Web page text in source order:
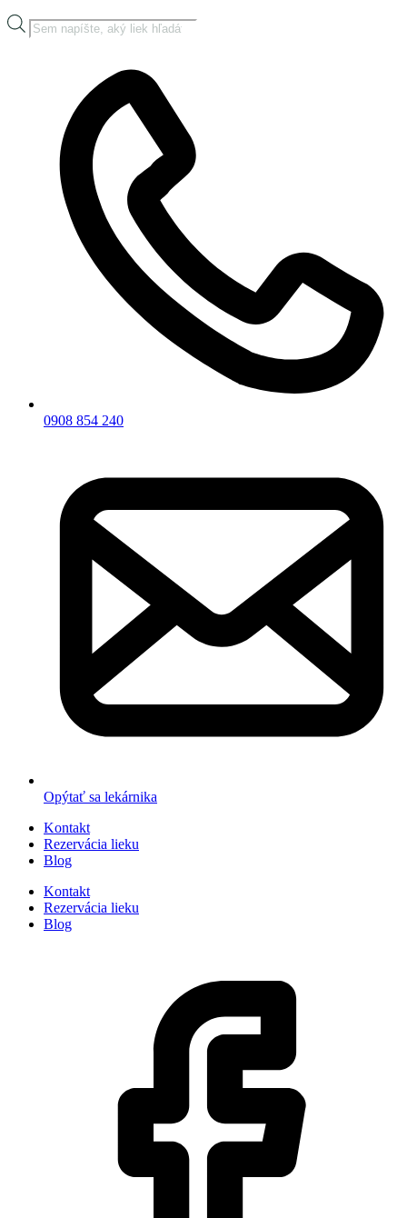
Products
search
0908 854 240
Opýtať sa lekárnika
Kontakt
Rezervácia lieku
Blog
Kontakt
Rezervácia lieku
Blog